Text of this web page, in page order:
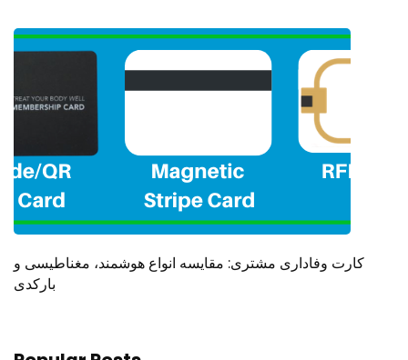
کارت وفاداری مشتری: مقایسه انواع هوشمند، مغناطیسی و
بارکدی